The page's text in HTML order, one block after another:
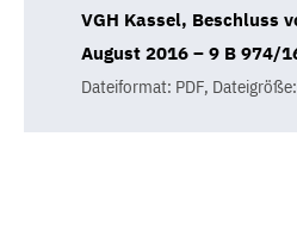
VGH Kassel, Beschluss
August 2016 – 9 B 974/
Dateiformat: PDF,